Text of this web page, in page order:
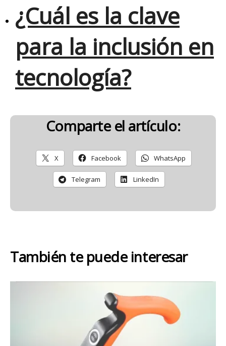
¿Cuál es la clave
para la inclusión en
tecnología?
Comparte el artículo:
X Facebook WhatsApp
Telegram LinkedIn
También te puede interesar